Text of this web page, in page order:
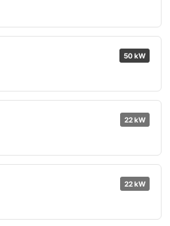
50 kW
22 kW
22 kW